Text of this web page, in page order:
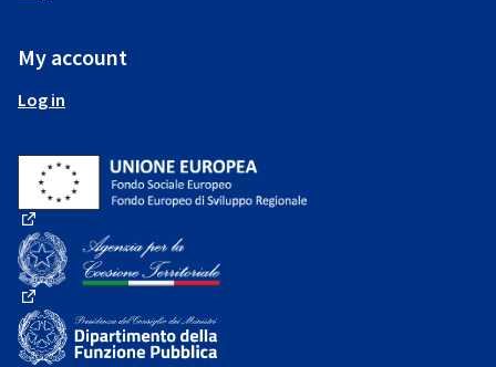
My account
Log in
(External link)
(External link)